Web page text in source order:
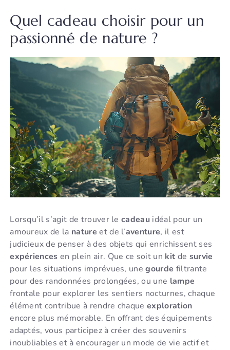
Quel cadeau choisir pour un
passionné de nature ?
Lorsqu’il s’agit de trouver lecadeau idéal pour un
amoureux de la nature et de l’aventure, il est
judicieux de penser à des objets qui enrichissent ses
expériences en plein air. Que ce soit un kit de survie
pour les situations imprévues, unegourde filtrante
pour des randonnées prolongées, ou une lampe
frontale pour explorer les sentiers nocturnes, chaque
élément contribue à rendre chaqueexploration
encore plus mémorable. En offrant des équipements
adaptés, vous participez à créer des souvenirs
inoubliables et à encourager un mode de vie actif et